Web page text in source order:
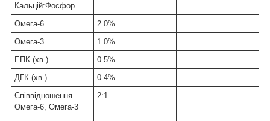
Кальцій:Фосфор
Омега-6
2.0%
Омега-3
1.0%
ЕПК (хв.)
0.5%
ДГК (хв.)
0.4%
Співвідношення
Омега-6, Омега-3
2:1